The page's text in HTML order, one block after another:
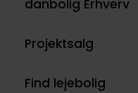
danbolig Erhverv
Projektsalg
Find lejebolig